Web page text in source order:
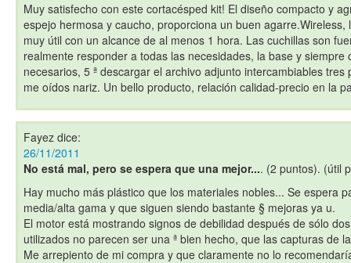
Muy satisfecho con este cortacésped kit! El diseño compacto y
espejo hermosa y caucho, proporciona un buen
muy útil con un alcance de al menos 1 hora. Las cuchillas son
realmente responder a todas las necesidades, la base y siempre
necesarios, 5 ª descargar el archivo adjunto intercambiables tres
me oídos nariz. Un bello producto, relación calidad-precio en la
Fayez dice:
26/11/2011
No está mal, pero se espera que una mejor.... (2 puntos). (útil
Hay mucho más plástico que los materiales nobles... Se espera
media/alta gama y que siguen siendo bastante § mejoras ya u.
El motor está mostrando signos de debilidad después de sólo
utilizados no parecen ser una ª bien hecho, que las capturas de
Me arrepiento de mi compra y que claramente no lo